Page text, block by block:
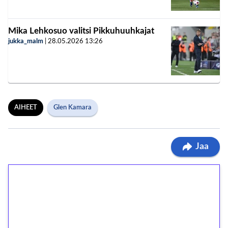
Mika Lehkosuo valitsi Pikkuhuuhkajat
jukka_malm 28.05.2026 13:26
AIHEET Glen Kamara
Jaa